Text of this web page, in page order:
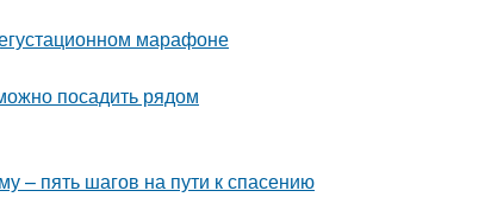
марафоне
посадить рядом
– пять шагов на пути к спасению